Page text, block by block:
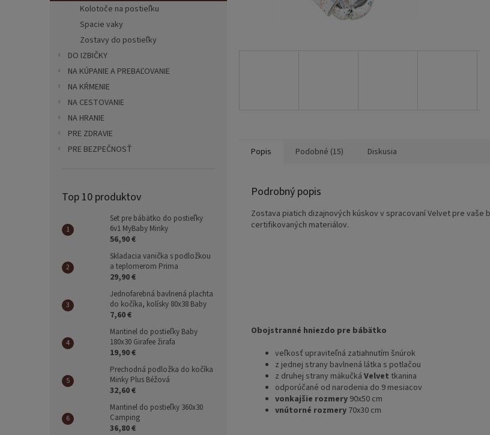
Kolotoče na postieľku
Spacie vaky
Zostavy do postieľky
DO IZBIČKY
NA KÚPANIE A PREBAĽOVANIE
NA KŔMENIE
NA CESTOVANIE
NA HRANIE
PRE ZDRAVIE
PRE BEZPEČNOSŤ
Top 10 produktov
Set pre bábätko do postieľky
6v1 MyBaby Minky
56,90 €
Skladacia vanička s podložkou
a teplomerom Prima
29,90 €
Jednofarebná bavlnená plachta
do kočíka, kolísky 80x38 Baby
7,60 €
Mantinel do postieľky Baby
180x30 Girafee žirafa
19,90 €
Prechodná podložka do kočíka
Minky Plus Béžová
32,60 €
Mantinel do postieľky 360x30
Camping
36,80 €
Popis Podobné (15) Diskusia
Podrobný popis
Zostava piatich dizajnových kúskov v spracovaní Velvet pre
certifikovaných materiálov.
Obojstranné hniezdo pre bábätko
veľkosť upraviteľná zatiahnutím šnúrok
z jednej strany bavlnená látka s potlačou
z druhej strany mäkučká Velvet tkanina
odporúčané od narodenia do 9 mesiacov
vonkajšie rozmery 90x50 cm
vnútorné rozmery 70x30 cm